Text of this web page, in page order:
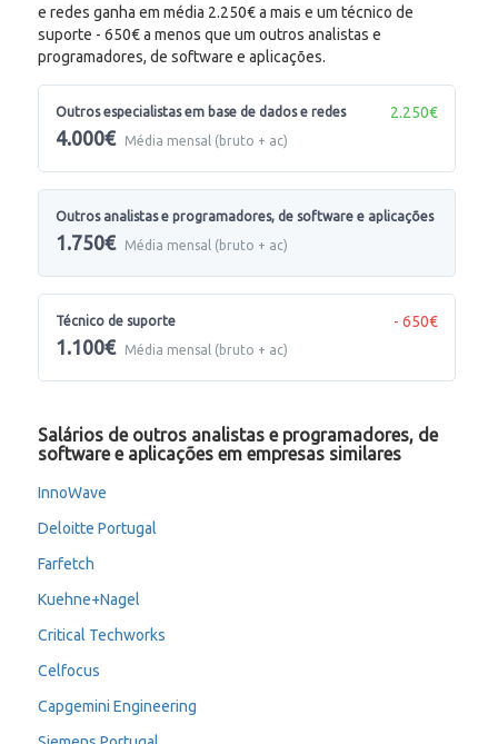
e redes ganha em média 2.250€ a mais e um técnico de
suporte - 650€ a menos que um outros analistas e
programadores, de software e aplicações.
Outros especialistas em base de dados e redes
4.000€ Média mensal (bruto + ac)
2.250€
Outros analistas e programadores, de software e aplicações
1.750€ Média mensal (bruto + ac)
Técnico de suporte
1.100€ Média mensal (bruto + ac)
- 650€
Salários de outros analistas e programadores, de
software e aplicações em empresas similares
InnoWave
Deloitte Portugal
Farfetch
Kuehne+Nagel
Critical Techworks
Celfocus
Capgemini Engineering